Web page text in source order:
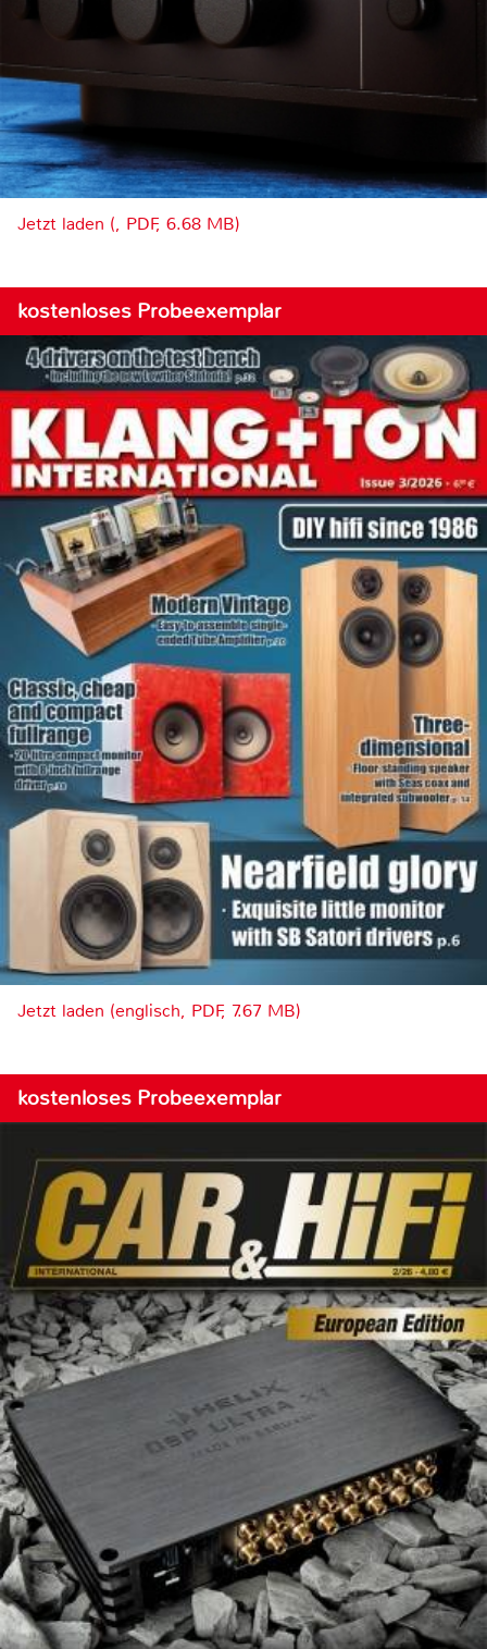
Jetzt laden (, PDF, 6.68 MB)
kostenloses Probeexemplar
Jetzt laden (englisch, PDF, 7.67 MB)
kostenloses Probeexemplar